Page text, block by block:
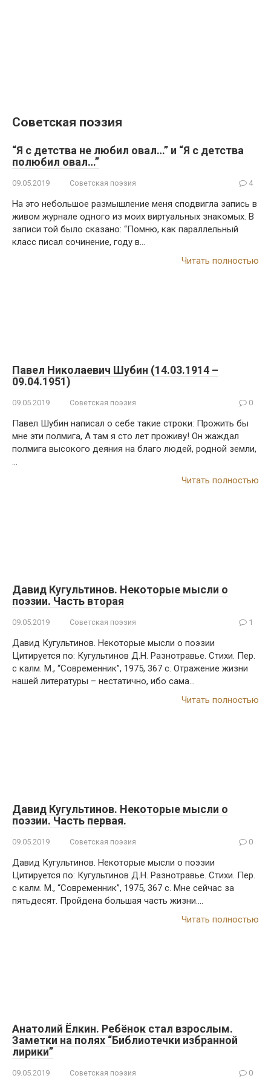
Советская поэзия
“Я с детства не любил овал…” и “Я с детства
полюбил овал…”
09.05.2019 Советская поэзия 4
На это небольшое размышление меня сподвигла запись в
живом журнале одного из моих виртуальных знакомых. В
записи той было сказано: “Помню, как параллельный
класс писал сочинение, году в…
Читать полностью
Павел Николаевич Шубин (14.03.1914 –
09.04.1951)
09.05.2019 Советская поэзия 0
Павел Шубин написал o себе такие строки: Прожить бы
мне эти полмига, A там я сто лет пpоживу! Он жаждал
полмига высокого деяния на блaго людей, родной земли,
…
Читать полностью
Давид Кугультинов. Некоторые мысли о
поэзии. Часть вторая
09.05.2019 Советская поэзия 1
Давид Кугультинов. Некоторые мысли о поэзии
Цитируется по: Кугультинов Д.Н. Разнотравье. Стихи. Пер.
с калм. М., “Современник”, 1975, 367 с. Отражение жизни
нашей литературы – нестатично, ибо сама…
Читать полностью
Давид Кугультинов. Некоторые мысли о
поэзии. Часть первая.
09.05.2019 Советская поэзия 0
Давид Кугультинов. Некоторые мысли о поэзии
Цитируется по: Кугультинов Д.Н. Разнотравье. Стихи. Пер.
с калм. М., “Современник”, 1975, 367 с. Мне сейчас за
пятьдесят. Пройдена большая часть жизни….
Читать полностью
Анатолий Ёлкин. Ребёнок стал взрослым.
Заметки на полях “Библиотечки избранной
лирики”
09.05.2019 Советская поэзия 0